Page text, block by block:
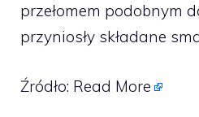
przełomem podobnym
przyniosły składane
Źródło: Read More